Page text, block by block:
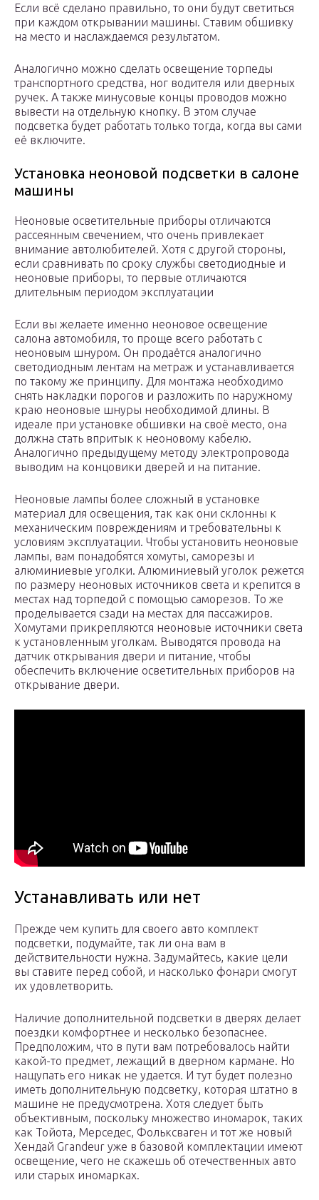
Если всё сделано правильно, то они будут светиться
при каждом открывании машины. Ставим обшивку
на место и наслаждаемся результатом.
Аналогично можно сделать освещение торпеды
транспортного средства, ног водителя или дверных
ручек. А также минусовые концы проводов можно
вывести на отдельную кнопку. В этом случае
подсветка будет работать только тогда, когда вы сами
её включите.
Установка неоновой подсветки в салоне
машины
Неоновые осветительные приборы отличаются
рассеянным свечением, что очень привлекает
внимание автолюбителей. Хотя с другой стороны,
если сравнивать по сроку службы светодиодные и
неоновые приборы, то первые отличаются
длительным периодом эксплуатации
Если вы желаете именно неоновое освещение
салона автомобиля, то проще всего работать с
неоновым шнуром. Он продаётся аналогично
светодиодным лентам на метраж и устанавливается
по такому же принципу. Для монтажа необходимо
снять накладки порогов и разложить по наружному
краю неоновые шнуры необходимой длины. В
идеале при установке обшивки на своё место, она
должна стать впритык к неоновому кабелю.
Аналогично предыдущему методу электропровода
выводим на концовики дверей и на питание.
Неоновые лампы более сложный в установке
материал для освещения, так как они склонны к
механическим повреждениям и требовательны к
условиям эксплуатации. Чтобы установить неоновые
лампы, вам понадобятся хомуты, саморезы и
алюминиевые уголки. Алюминиевый уголок режется
по размеру неоновых источников света и крепится в
местах над торпедой с помощью саморезов. То же
проделывается сзади на местах для пассажиров.
Хомутами прикрепляются неоновые источники света
к установленным уголкам. Выводятся провода на
датчик открывания двери и питание, чтобы
обеспечить включение осветительных приборов на
открывание двери.
Устанавливать или нет
Прежде чем купить для своего авто комплект
подсветки, подумайте, так ли она вам в
действительности нужна. Задумайтесь, какие цели
вы ставите перед собой, и насколько фонари смогут
их удовлетворить.
Наличие дополнительной подсветки в дверях делает
поездки комфортнее и несколько безопаснее.
Предположим, что в пути вам потребовалось найти
какой-то предмет, лежащий в дверном кармане. Но
нащупать его никак не удается. И тут будет полезно
иметь дополнительную подсветку, которая штатно в
машине не предусмотрена. Хотя следует быть
объективным, поскольку множество иномарок, таких
как Тойота, Мерседес, Фольксваген и тот же новый
Хендай Grandeur уже в базовой комплектации имеют
освещение, чего не скажешь об отечественных авто
или старых иномарках.